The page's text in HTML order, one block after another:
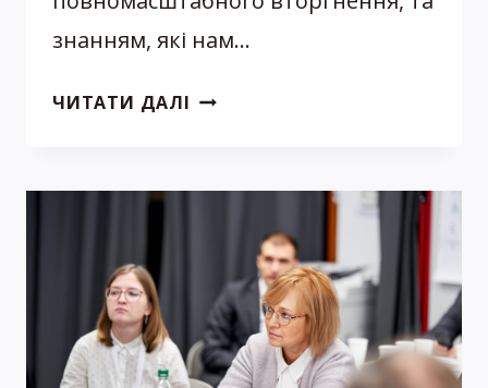
знанням, які нам…
ЧИТАТИ ДАЛІ PRE-
PEDIATRICS
ПЕДІАТРІЯ
ПІД
ЧАС
ВІЙНИ